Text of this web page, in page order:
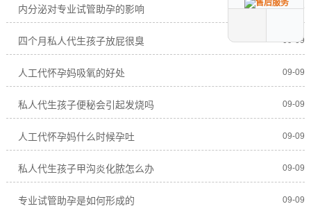
内分泌对专业试管助孕的影响 09-09
四个月私人代生孩子放屁很臭 09-09
人工代怀孕妈吸氧的好处 09-09
私人代生孩子便秘会引起发烧吗 09-09
人工代怀孕妈什么时候孕吐 09-09
私人代生孩子甲沟炎化脓怎么办 09-09
专业试管助孕是如何形成的 09-09